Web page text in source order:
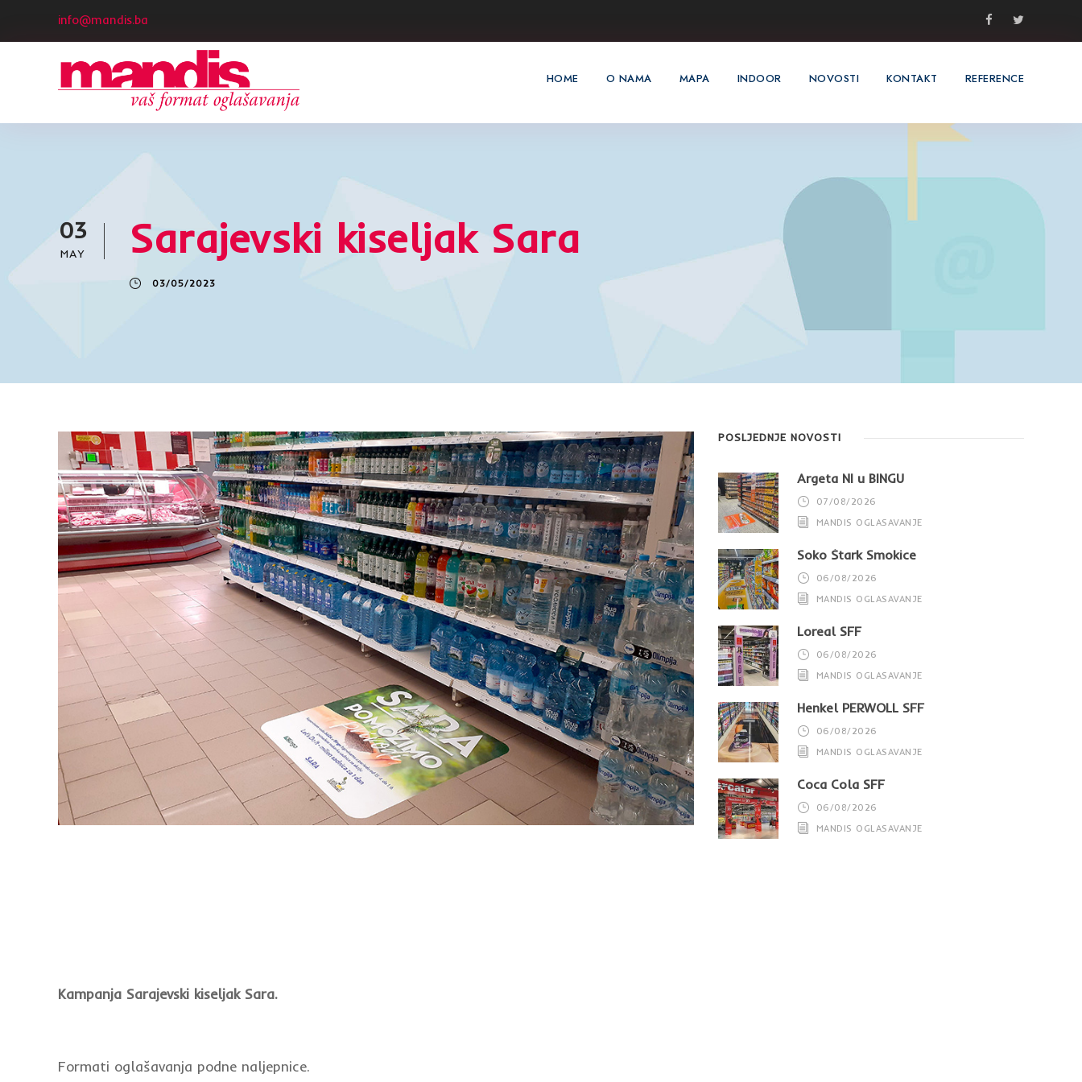
info@mandis.ba
HOME O NAMA MAPA INDOOR NOVOSTI KONTAKT REFERENCE
03
MAY Sarajevski kiseljak Sara
03/05/2023
Kampanja Sarajevski kiseljak Sara.
Formati oglašavanja podne naljepnice.
POSLJEDNJE NOVOSTI
Argeta NI u BINGU
07/08/2026
MANDIS OGLASAVANJE
Soko Štark Smokice
06/08/2026
MANDIS OGLASAVANJE
Loreal SFF
06/08/2026
MANDIS OGLASAVANJE
Henkel PERWOLL SFF
06/08/2026
MANDIS OGLASAVANJE
Coca Cola SFF
06/08/2026
MANDIS OGLASAVANJE